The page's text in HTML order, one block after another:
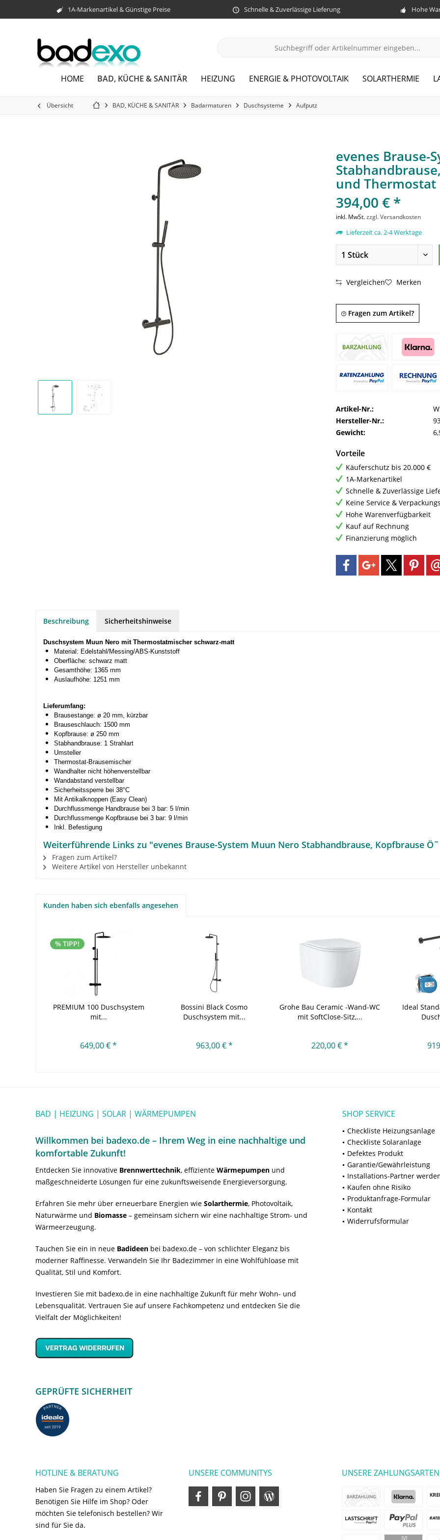
1A-Markenartikel & Günstige Preise Schnelle & Zuverlässige Lieferung Hohe
HOME BAD, KÜCHE & SANITÄR HEIZUNG ENERGIE & PHOTOVOLTAIK SOLARTHERMIE
Übersicht BAD, KÜCHE & SANITÄR Badarmaturen Duschsysteme Aufputz
evenes Brause-
und
394,00 € *
inkl. MwSt.zzgl. Versandkosten
Lieferzeit ca. 2-4 Werktage
Vergleichen Merken
Fragen zum Artikel?
Artikel-Nr.:
Hersteller-Nr.:
Gewicht:
Vorteile
Käuferschutz bis 20.000 €
1A-Markenartikel
Schnelle & Zuverlässige
Keine Service &
Hohe Warenverfügbarkeit
Kauf auf Rechnung
Finanzierung möglich
Beschreibung Sicherheitshinweise
Duschsystem Muun Nero mit Thermostatmischer schwarz-matt
Material: Edelstahl/Messing/ABS-Kunststoff
Oberfläche: schwarz matt
Gesamthöhe: 1365 mm
Auslaufhöhe: 1251 mm
Lieferumfang:
Brausestange: ø 20 mm, kürzbar
Brauseschlauch: 1500 mm
Kopfbrause: ø 250 mm
Stabhandbrause: 1 Strahlart
Umsteller
Thermostat-Brausemischer
Wandhalter nicht höhenverstellbar
Wandabstand verstellbar
Sicherheitssperre bei 38°C
Mit Antikalknoppen (Easy Clean)
Durchflussmenge Handbrause bei 3 bar: 5 l/min
Durchflussmenge Kopfbrause bei 3 bar: 9 l/min
Inkl. Befestigung
Weiterführende Links zu "evenes Brause-System Muun Nero Stabhandbrause, Kopfbrause
Fragen zum Artikel?
Weitere Artikel von Hersteller unbekannt
Kunden haben sich ebenfalls angesehen
% TIPP!
PREMIUM 100 Duschsystem
mit...
649,00 € *
Bossini Black Cosmo
Duschsystem mit...
963,00 € *
Grohe Bau Ceramic -Wand-WC
mit SoftClose-Sitz,...
220,00 € *
Ideal
BAD | HEIZUNG | SOLAR | WÄRMEPUMPEN
Willkommen bei badexo.de – Ihrem Weg in eine nachhaltige und
komfortable Zukunft!
Entdecken Sie innovative Brennwerttechnik, effiziente Wärmepumpen und
maßgeschneiderte Lösungen für eine zukunftsweisende Energieversorgung.
Erfahren Sie mehr über erneuerbare Energien wie Solarthermie, Photovoltaik,
Naturwärme und Biomasse – gemeinsam sichern wir eine nachhaltige Strom- und
Wärmeerzeugung.
Tauchen Sie ein in neue Badideen bei badexo.de – von schlichter Eleganz bis
moderner Raffinesse. Verwandeln Sie Ihr Badezimmer in eine Wohlfühloase mit
Qualität, Stil und Komfort.
Investieren Sie mit badexo.de in eine nachhaltige Zukunft für mehr Wohn- und
Lebensqualität. Vertrauen Sie auf unsere Fachkompetenz und entdecken Sie die
Vielfalt der Möglichkeiten!
GEPRÜFTE SICHERHEIT
SHOP SERVICE
Checkliste Heizungsanlage
Checkliste Solaranlage
Defektes Produkt
Garantie/Gewährleistung
Installations-Partner
Kaufen ohne Risiko
Produktanfrage-Formular
Kontakt
Widerrufsformular
HOTLINE & BERATUNG
Haben Sie Fragen zu einem Artikel?
Benötigen Sie Hilfe im Shop? Oder
möchten Sie telefonisch bestellen? Wir
sind für Sie da.
UNSERE COMMUNITYS UNSERE ZAHLUNGSARTEN